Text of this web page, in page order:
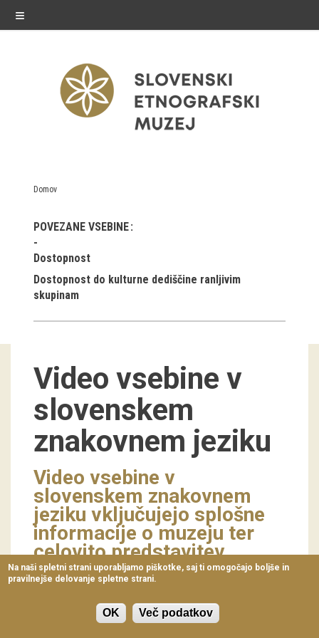
≡
razstave
Stalne razstave
Občasne razstave
Gostovanja
E-razstave
Razstavni projekti
Napovednik
Arhiv razstav
Koledar dogodkov
Prireditve
Predavanja
Delavnice
Vodeni ogledi
Domov
POVEZANE VSEBINE
Dostopnost
Dostopnost do kulturne dediščine ranljivim
skupinam
Video vsebine v
slovenskem
znakovnem jeziku
Video vsebine v
slovenskem znakovnem
jeziku vključujejo splošne
informacije o muzeju ter
celovito predstavitev
muzejske ponudbe.
Lokacija in dostop
Na naši spletni strani uporabljamo piškotke, saj ti omogočajo boljše in
pravilnejše delovanje spletne strani.
OK Več podatkov